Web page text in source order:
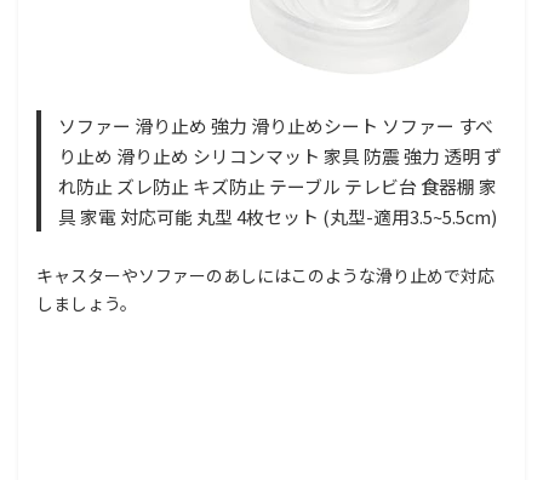
ソファー 滑り止め 強力 滑り止めシート ソファー すべ
り止め 滑り止め シリコンマット 家具 防震 強力 透明 ず
れ防止 ズレ防止 キズ防止 テーブル テレビ台 食器棚 家
具 家電 対応可能 丸型 4枚セット (丸型-適用3.5~5.5cm)
キャスターやソファーのあしにはこのような滑り止めで対応
しましょう。